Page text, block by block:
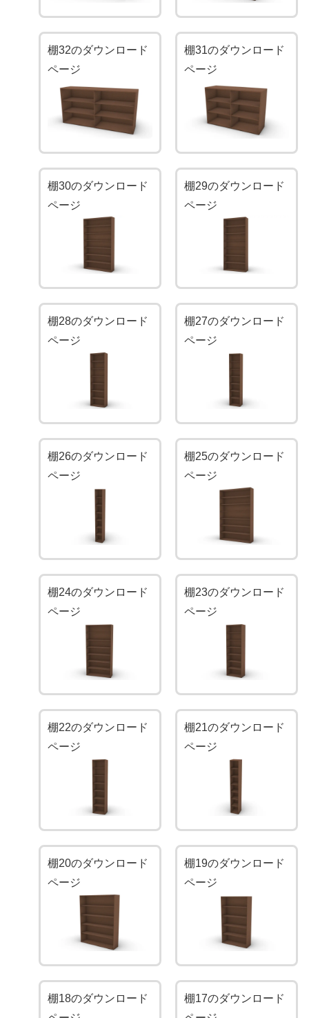
棚32のダウンロード
ページ
棚31のダウンロード
ページ
棚30のダウンロード
ページ
棚29のダウンロード
ページ
棚28のダウンロード
ページ
棚27のダウンロード
ページ
棚26のダウンロード
ページ
棚25のダウンロード
ページ
棚24のダウンロード
ページ
棚23のダウンロード
ページ
棚22のダウンロード
ページ
棚21のダウンロード
ページ
棚20のダウンロード
ページ
棚19のダウンロード
ページ
棚18のダウンロード
棚17のダウンロード